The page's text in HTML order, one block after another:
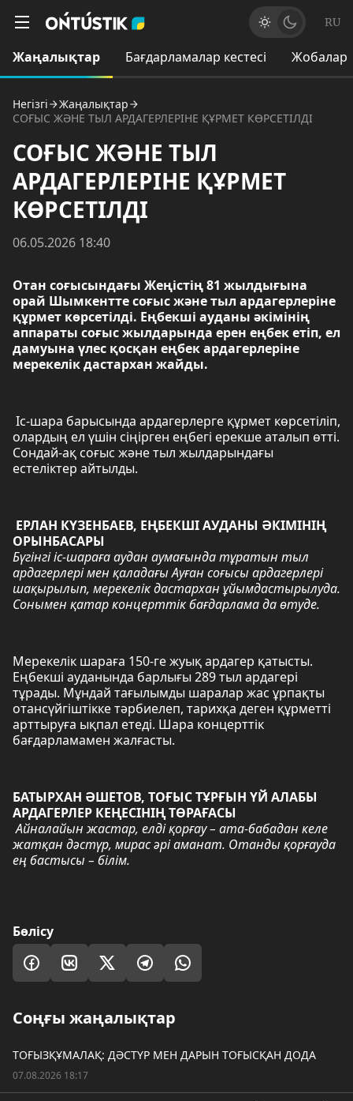
RU
Жаңалықтар Бағдарламалар кестесі Жобалар
Негізгі
Жаңалықтар
СОҒЫС ЖӘНЕ ТЫЛ АРДАГЕРЛЕРІНЕ ҚҰРМЕТ КӨРСЕТІЛДІ
СОҒЫС ЖӘНЕ ТЫЛ
АРДАГЕРЛЕРІНЕ ҚҰРМЕТ
КӨРСЕТІЛДІ
06.05.2026 18:40
Отан соғысындағы Жеңістің 81 жылдығына
орай Шымкентте соғыс және тыл ардагерлеріне
құрмет көрсетілді. Еңбекші ауданы әкімінің
аппараты соғыс жылдарында ерен еңбек етіп, ел
дамуына үлес қосқан еңбек ардагерлеріне
мерекелік дастархан жайды.
Іс-шара барысында ардагерлерге құрмет көрсетіліп,
олардың ел үшін сіңірген еңбегі ерекше аталып өтті.
Сондай-ақ соғыс және тыл жылдарындағы
естеліктер айтылды.
ЕРЛАН КҮЗЕНБАЕВ, ЕҢБЕКШІ АУДАНЫ ӘКІМІНІҢ
ОРЫНБАСАРЫ
Бүгінгі іс-шараға аудан аумағында тұратын тыл
ардагерлері мен қаладағы Ауған соғысы ардагерлері
шақырылып, мерекелік дастархан ұйымдастырылуда.
Сонымен қатар концерттік бағдарлама да өтуде.
Мерекелік шараға 150-ге жуық ардагер қатысты.
Еңбекші ауданында барлығы 289 тыл ардагері
тұрады. Мұндай тағылымды шаралар жас ұрпақты
отансүйгіштікке тәрбиелеп, тарихқа деген құрметті
арттыруға ықпал етеді. Шара концерттік
бағдарламамен жалғасты.
БАТЫРХАН ӘШЕТОВ, ТОҒЫС ТҰРҒЫН ҮЙ АЛАБЫ
АРДАГЕРЛЕР КЕҢЕСІНІҢ ТӨРАҒАСЫ
Айналайын жастар, елді қорғау – ата-бабадан келе
жатқан дәстүр, мирас әрі аманат. Отанды қорғауда
ең бастысы – білім.
Бөлісу
Соңғы жаңалықтар
ТОҒЫЗҚҰМАЛАҚ: ДӘСТҮР МЕН ДАРЫН ТОҒЫСҚАН ДОДА
07.08.2026 18:17